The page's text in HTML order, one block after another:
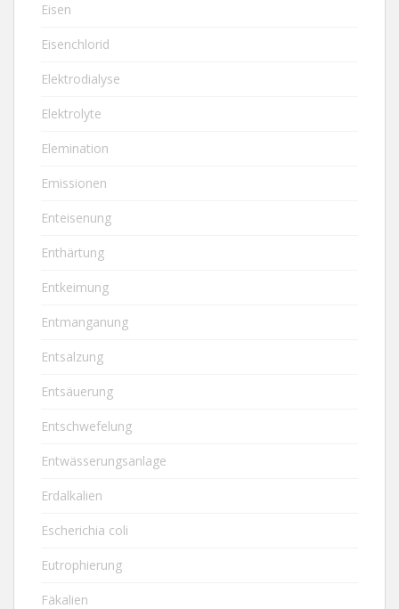
Eisen
Eisenchlorid
Elektrodialyse
Elektrolyte
Elemination
Emissionen
Enteisenung
Enthärtung
Entkeimung
Entmanganung
Entsalzung
Entsäuerung
Entschwefelung
Entwässerungsanlage
Erdalkalien
Escherichia coli
Eutrophierung
Fäkalien